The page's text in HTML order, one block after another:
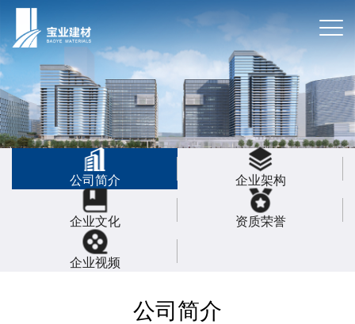
公司简介 企业架构
企业文化 资质荣誉
企业视频
公司简介